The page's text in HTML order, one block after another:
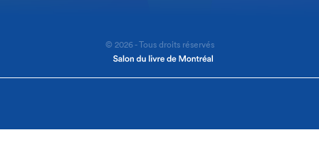
© 2026 - Tous droits réservés